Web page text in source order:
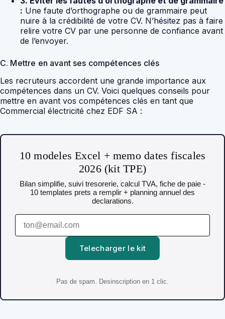
: Une faute d’orthographe ou de grammaire peut
nuire à la crédibilité de votre CV. N’hésitez pas à faire
relire votre CV par une personne de confiance avant
de l’envoyer.
C. Mettre en avant ses compétences clés
Les recruteurs accordent une grande importance aux
compétences dans un CV. Voici quelques conseils pour
mettre en avant vos compétences clés en tant que
Commercial électricité chez EDF SA :
10 modeles Excel + memo dates fiscales
2026 (kit TPE)
Bilan simplifie, suivi tresorerie, calcul TVA, fiche de paie -
10 templates prets a remplir + planning annuel des
declarations.
Telecharger le kit
Pas de spam. Desinscription en 1 clic.